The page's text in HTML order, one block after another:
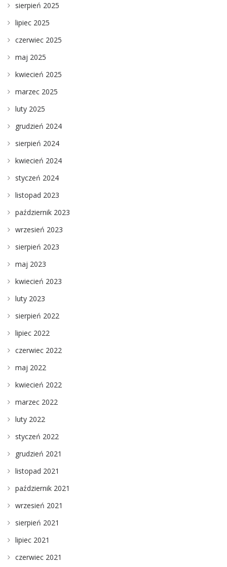
sierpień 2025
lipiec 2025
czerwiec 2025
maj 2025
kwiecień 2025
marzec 2025
luty 2025
grudzień 2024
sierpień 2024
kwiecień 2024
styczeń 2024
listopad 2023
październik 2023
wrzesień 2023
sierpień 2023
maj 2023
kwiecień 2023
luty 2023
sierpień 2022
lipiec 2022
czerwiec 2022
maj 2022
kwiecień 2022
marzec 2022
luty 2022
styczeń 2022
grudzień 2021
listopad 2021
październik 2021
wrzesień 2021
sierpień 2021
lipiec 2021
czerwiec 2021